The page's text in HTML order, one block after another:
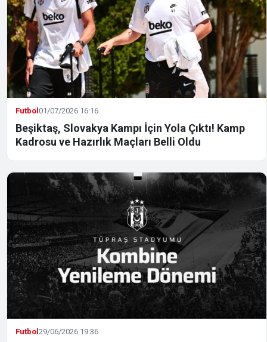
Futbol01/07/2026 16:16
Beşiktaş, Slovakya Kampı İçin Yola Çıktı! Kamp
Kadrosu ve Hazırlık Maçları Belli Oldu
Futbol29/06/2026 19:36